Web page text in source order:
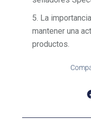
5. La
mantener una
productos.